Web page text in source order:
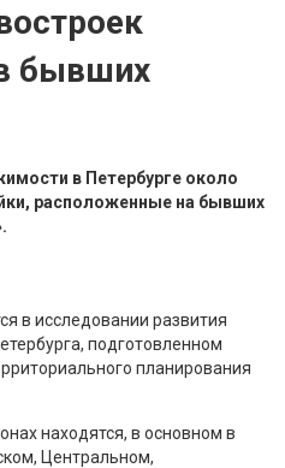
бывших
в Петербурге около
расположенные на бывших
в исследовании развития
подготовленном
планирования
находятся, в основном в
Центральном,